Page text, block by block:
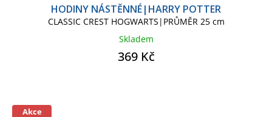
HODINY NÁSTĚNNÉ|HARRY POTTER
CLASSIC CREST HOGWARTS|PRŮMĚR 25 cm
Skladem
369 Kč
Akce